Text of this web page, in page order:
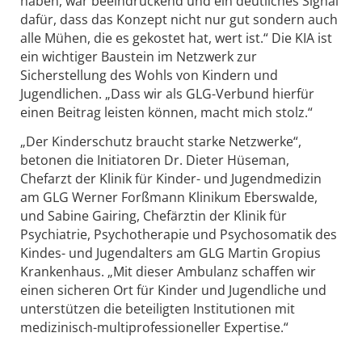
dafür, dass das Konzept nicht nur gut sondern auch
alle Mühen, die es gekostet hat, wert ist.“ Die KIA ist
ein wichtiger Baustein im Netzwerk zur
Sicherstellung des Wohls von Kindern und
Jugendlichen. „Dass wir als GLG-Verbund hierfür
einen Beitrag leisten können, macht mich stolz.“
„Der Kinderschutz braucht starke Netzwerke“,
betonen die Initiatoren Dr. Dieter Hüseman,
Chefarzt der Klinik für Kinder- und Jugendmedizin
am GLG Werner Forßmann Klinikum Eberswalde,
und Sabine Gairing, Chefärztin der Klinik für
Psychiatrie, Psychotherapie und Psychosomatik des
Kindes- und Jugendalters am GLG Martin Gropius
Krankenhaus. „Mit dieser Ambulanz schaffen wir
einen sicheren Ort für Kinder und Jugendliche und
unterstützen die beteiligten Institutionen mit
medizinisch-multiprofessioneller Expertise.“